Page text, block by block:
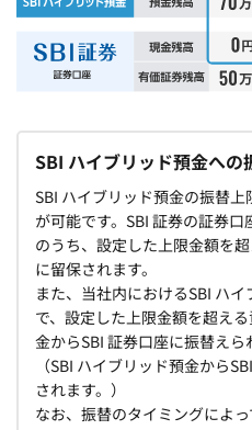
SBI ハイブリッド預金への
SBI ハイブリッド預金の振替
が可能です。SBI 証券の証券
のうち、設定した上限金額を
に留保されます。
また、当社内におけるSBI ハ
で、設定した上限金額を超え
金からSBI 証券口座に振替えら
（SBI ハイブリッド預金から
されます。）
なお、振替のタイミングによ